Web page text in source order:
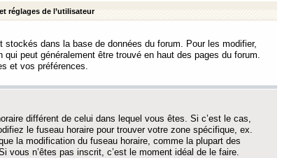
réglages de l’utilisateur
dans la base de données du forum. Pour les modifier,
peut généralement être trouvé en haut des pages du forum.
et vos préférences.
différent de celui dans lequel vous êtes. Si c’est le cas,
le fuseau horaire pour trouver votre zone spécifique, ex.
la modification du fuseau horaire, comme la plupart des
vous n’êtes pas inscrit, c’est le moment idéal de le faire.